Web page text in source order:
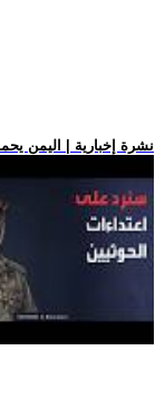
.. نشرة إخبارية | اليمن